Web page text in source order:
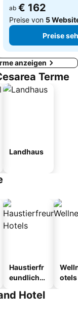
ab € 162
Preise von 5
Preise
anzeigen
Terme
Landhaus
Haustierfr
eundliche
otels
Hotel